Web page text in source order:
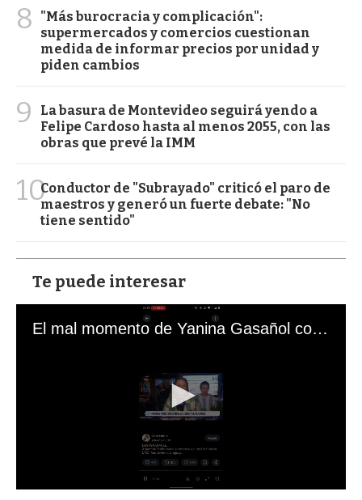
8
"Más burocracia y complicación":
supermercados y comercios cuestionan
medida de informar precios por unidad y
piden cambios
9
La basura de Montevideo seguirá yendo a
Felipe Cardoso hasta al menos 2055, con las
obras que prevé la IMM
10Conductor de "Subrayado" criticó el paro de
maestros y generó un fuerte debate: "No
tiene sentido"
Te puede interesar
El mal momento de Yanina Gasañol con un hincha argentino en "Subrayado"